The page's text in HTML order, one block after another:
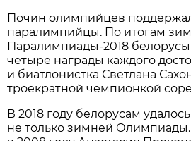
Почин олимпийцев
паралимпийцы. По итогам
Паралимпиады-2018
четыре награды каждого
и биатлонистка Светлана
троекратной чемпионкой
В 2018 году белорусам
не только зимней